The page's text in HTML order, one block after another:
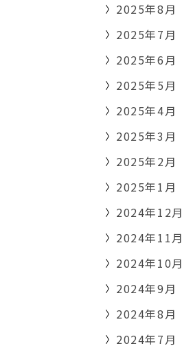
2025年8月
2025年7月
2025年6月
2025年5月
2025年4月
2025年3月
2025年2月
2025年1月
2024年12月
2024年11月
2024年10月
2024年9月
2024年8月
2024年7月